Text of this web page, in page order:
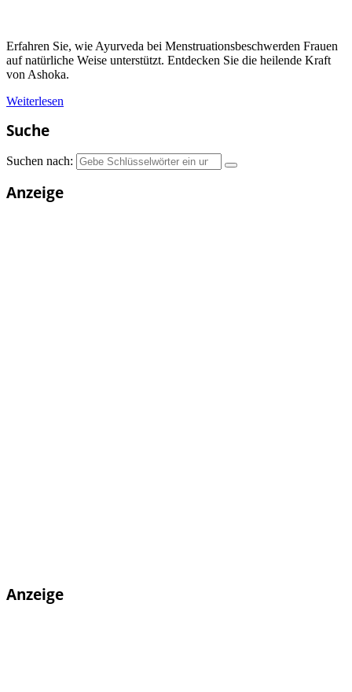
Erfahren Sie, wie Ayurveda bei Menstruationsbeschwerden Frauen
auf natürliche Weise unterstützt. Entdecken Sie die heilende Kraft
von Ashoka.
Weiterlesen
Suche
Suchen nach:
Anzeige
Anzeige